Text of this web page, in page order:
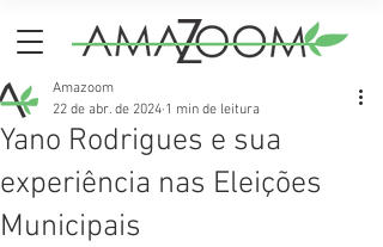
Yano Rodrigues e sua
experiência nas Eleições
Municipais
Amazoom
22 de abr. de 2024 1 min de leitura